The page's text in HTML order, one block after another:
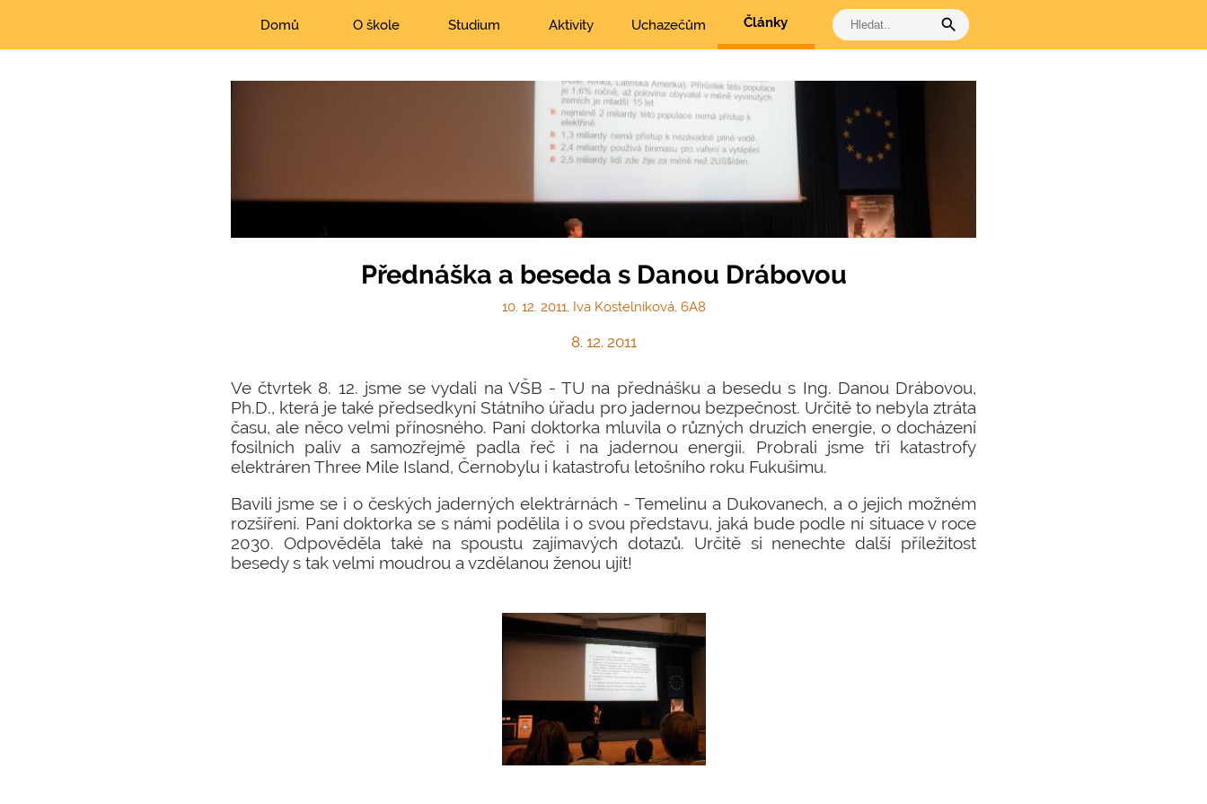
Domů O škole Studium Aktivity Uchazečům Články search
Přednáška a beseda s Danou Drábovou
10. 12. 2011, Iva Kostelníková, 6A8
8. 12. 2011
Ve čtvrtek 8. 12. jsme se vydali na VŠB - TU na přednášku a besedu s Ing. Danou Drábovou,
Ph.D., která je také předsedkyní Státního úřadu pro jadernou bezpečnost. Určitě to nebyla ztráta
času, ale něco velmi přínosného. Paní doktorka mluvila o různých druzích energie, o docházení
fosilních paliv a samozřejmě padla řeč i na jadernou energii. Probrali jsme tři katastrofy
elektráren Three Mile Island, Černobylu i katastrofu letošního roku Fukušimu.
Bavili jsme se i o českých jaderných elektrárnách - Temelínu a Dukovanech, a o jejich možném
rozšíření. Paní doktorka se s námi podělila i o svou představu, jaká bude podle ní situace v roce
2030. Odpověděla také na spoustu zajímavých dotazů. Určitě si nenechte další příležitost
besedy s tak velmi moudrou a vzdělanou ženou ujít!